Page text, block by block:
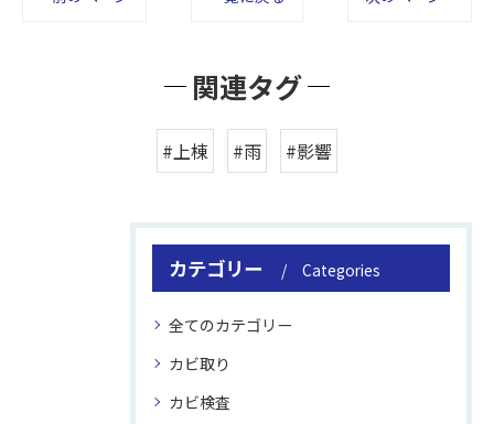
関連タグ
#上棟 #雨 #影響
カテゴリー Categories
全てのカテゴリー
カビ取り
カビ検査